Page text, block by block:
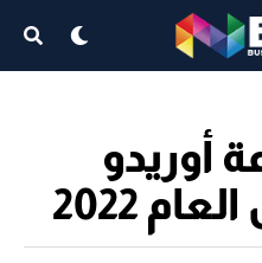
أوريدو